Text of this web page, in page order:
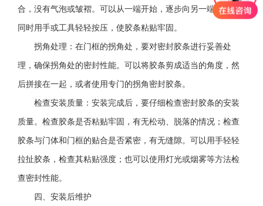
合，没有气泡或皱褶。可以从一端开始，逐步向另一端粘贴，
同时用手或工具轻轻按压，使胶条粘贴牢固。
拐角处理：在门框的拐角处，要对密封胶条进行妥善处
理，确保拐角处的密封性能。可以将胶条剪成适当的角度，然
后拼接在一起，或者使用专门的拐角密封胶条。
检查安装质量：安装完成后，要仔细检查密封胶条的安装
质量。检查胶条是否粘贴牢固，有无松动、脱落的情况；检查
胶条与门体和门框的贴合是否紧密，有无缝隙。可以用手轻轻
拉扯胶条，检查其粘贴强度；也可以使用灯光或烟雾等方法检
查密封性能。
四、安装后维护